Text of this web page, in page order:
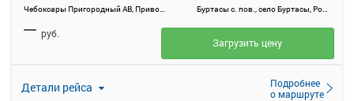
Чебоксары Пригородный АВ, Привокзальная ул., 3 Буртасы с. пов., село Буртасы, Россия
Детали рейса
Подробнее
о маршруте
— руб.
Загрузить цену